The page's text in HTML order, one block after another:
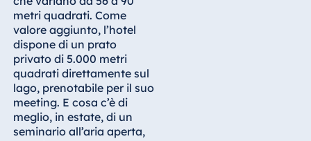
Tirana
Resort Marina
Bay
Bulgaria
Hotel Paradise
metri quadrati. Come
valore aggiunto, l’hotel
dispone di un prato
privato di 5.000 metri
quadrati direttamente sul
lago, prenotabile per il suo
meeting. E cosa c’è di
meglio, in estate, di un
seminario all’aria aperta,